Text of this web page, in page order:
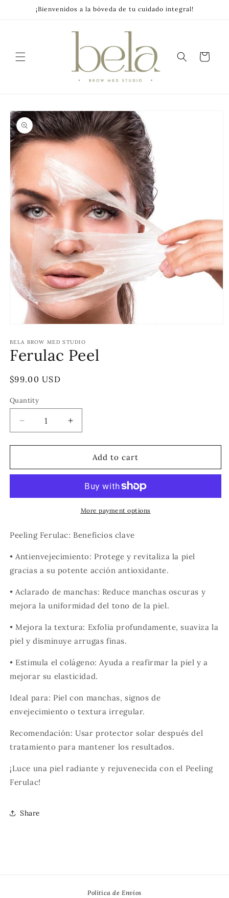
Skip to
content
¡Bienvenidos a la bóveda de tu cuidado integral!
Cart
Skip to
product
information
1
in
modal
BELA BROW MED STUDIO
Ferulac Peel
Regular
$99.00 USD
Quantity
Decrease
quantity
for
Peel
Increase
quantity
for
Ferulac
Peel
Add to cart
More payment options
Peeling Ferulac: Beneficios clave
• Antienvejecimiento: Protege y revitaliza la piel
gracias a su potente acción antioxidante.
• Aclarado de manchas: Reduce manchas oscuras y
mejora la uniformidad del tono de la piel.
• Mejora la textura: Exfolia profundamente, suaviza la
piel y disminuye arrugas finas.
• Estimula el colágeno: Ayuda a reafirmar la piel y a
mejorar su elasticidad.
Ideal para: Piel con manchas, signos de
envejecimiento o textura irregular.
Recomendación: Usar protector solar después del
tratamiento para mantener los resultados.
¡Luce una piel radiante y rejuvenecida con el Peeling
Ferulac!
Share
Política de Envíos